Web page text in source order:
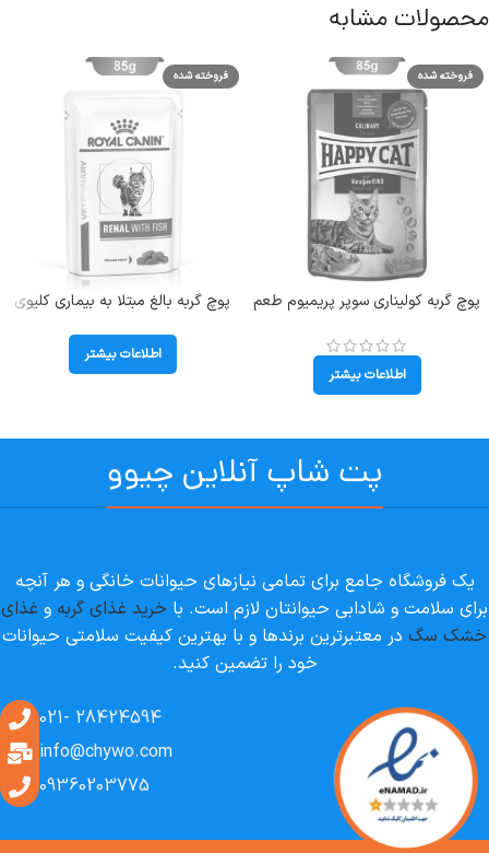
محصولات مشابه
فروخته شده
پوچ گربه کولیناری سوپر پریمیوم طعم
Beef) وزن 85 گرم
اطلاعات بیشتر
فروخته شده
پوچ گربه بالغ مبتلا به بیماری کلیوی
اطلاعات بیشتر
پت شاپ آنلاین چیوو
یک فروشگاه جامع برای تمامی نیازهای حیوانات خانگی و هر آنچه
برای سلامت و شادابی حیوانتان لازم است. با خرید غذای گربه و غذای
خشک سگ در معتبرترین برندها و با بهترین کیفیت سلامتی حیوانات
خود را تضمین کنید.
28424594 -021
info@chywo.com
09360203775